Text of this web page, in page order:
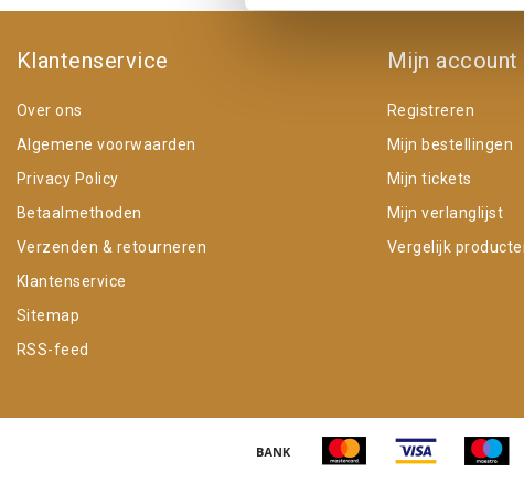
Klantenservice
Over ons
Algemene voorwaarden
Privacy Policy
Betaalmethoden
Verzenden & retourneren
Klantenservice
Sitemap
RSS-feed
Mijn account
Registreren
Mijn bestellingen
Mijn tickets
Mijn verlanglijst
Vergelijk